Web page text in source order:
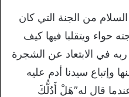
من الجنة التي كان
حواء ويتقلبا فيها كيف
في الابتعاد عن الشجرة
وإتباع سيدنا أدم عليه
قال له”هَلْ أَدُلُّكَ